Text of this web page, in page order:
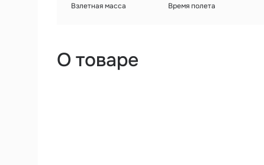
Взлетная масса Время полета
О товаре